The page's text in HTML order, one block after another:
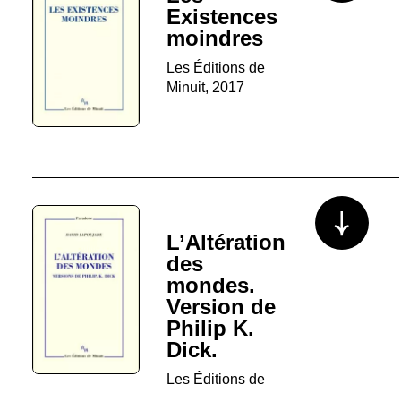
Existences
moindres
Les Éditions de
Minuit, 2017
L’Altération
des
mondes.
Version de
Philip K.
Dick.
Les Éditions de
Voir plus/